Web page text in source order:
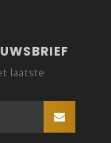
laatste